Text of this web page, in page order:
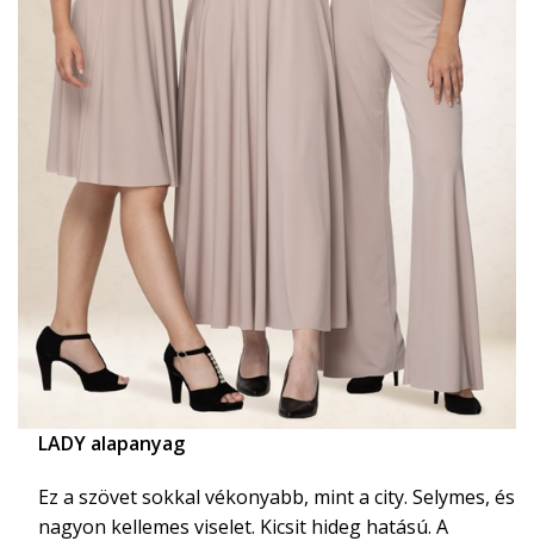
LADY alapanyag
Ez a szövet sokkal vékonyabb, mint a city. Selymes, és
nagyon kellemes viselet. Kicsit hideg hatású. A